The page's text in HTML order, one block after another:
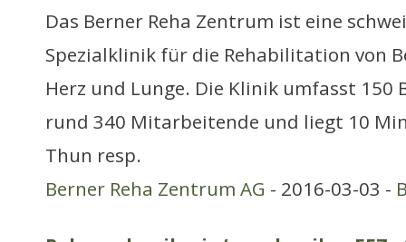
Das Berner Reha Zentrum ist eine
Spezialklinik für die Rehabilitation von
Herz und Lunge. Die Klinik umfasst
rund 340 Mitarbeitende und liegt 10
Thun resp.
Berner Reha Zentrum AG - 2016-03-03 -